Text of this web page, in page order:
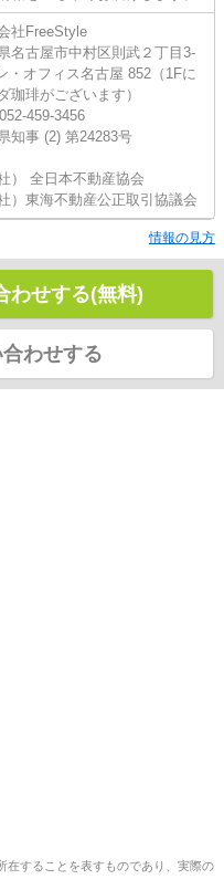
社FreeStyle
名古屋市中村区則武２丁目3-
・オフィス名古屋 852（1Fに
珈琲がございます）
459-3456
知事 (2) 第24283号
社） 全日本不動産協会
社）東海不動産公正取引協議会
情報の見方
わせする(無料)
わせする
することを表すものであり、実際の